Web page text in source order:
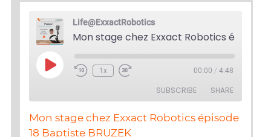
Life@ExxactRobotics
Play
Episode
1x 00:00 / 4:48
SUBSCRIBE SHARE
SHARE
Mon stage chez Exxact Robotics épisode
18 Baptiste BRUZEK